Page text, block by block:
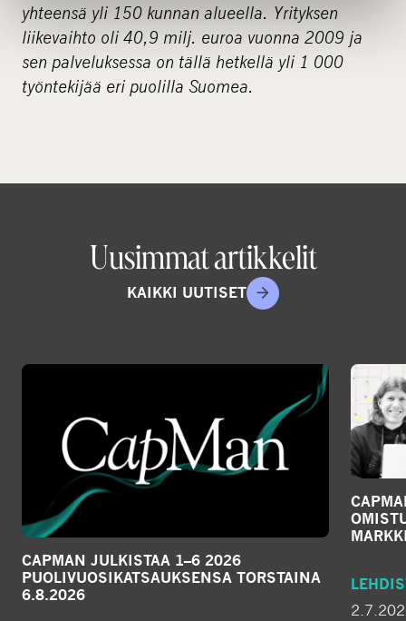
yhteensä yli 150 kunnan alueella. Yrityksen
liikevaihto oli 40,9 milj. euroa vuonna 2009 ja
sen palveluksessa on tällä hetkellä yli 1 000
työntekijää eri puolilla Suomea.
Uusimmat artikkelit
KAIKKI UUTISET
CAPMAN JULKISTAA 1–6 2026
PUOLIVUOSIKATSAUKSENSA TORSTAINA
6.8.2026